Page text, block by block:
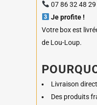
07 86 32 48 29
Je profite !
Votre box est
de Lou-Loup.
Livraison
Des produits